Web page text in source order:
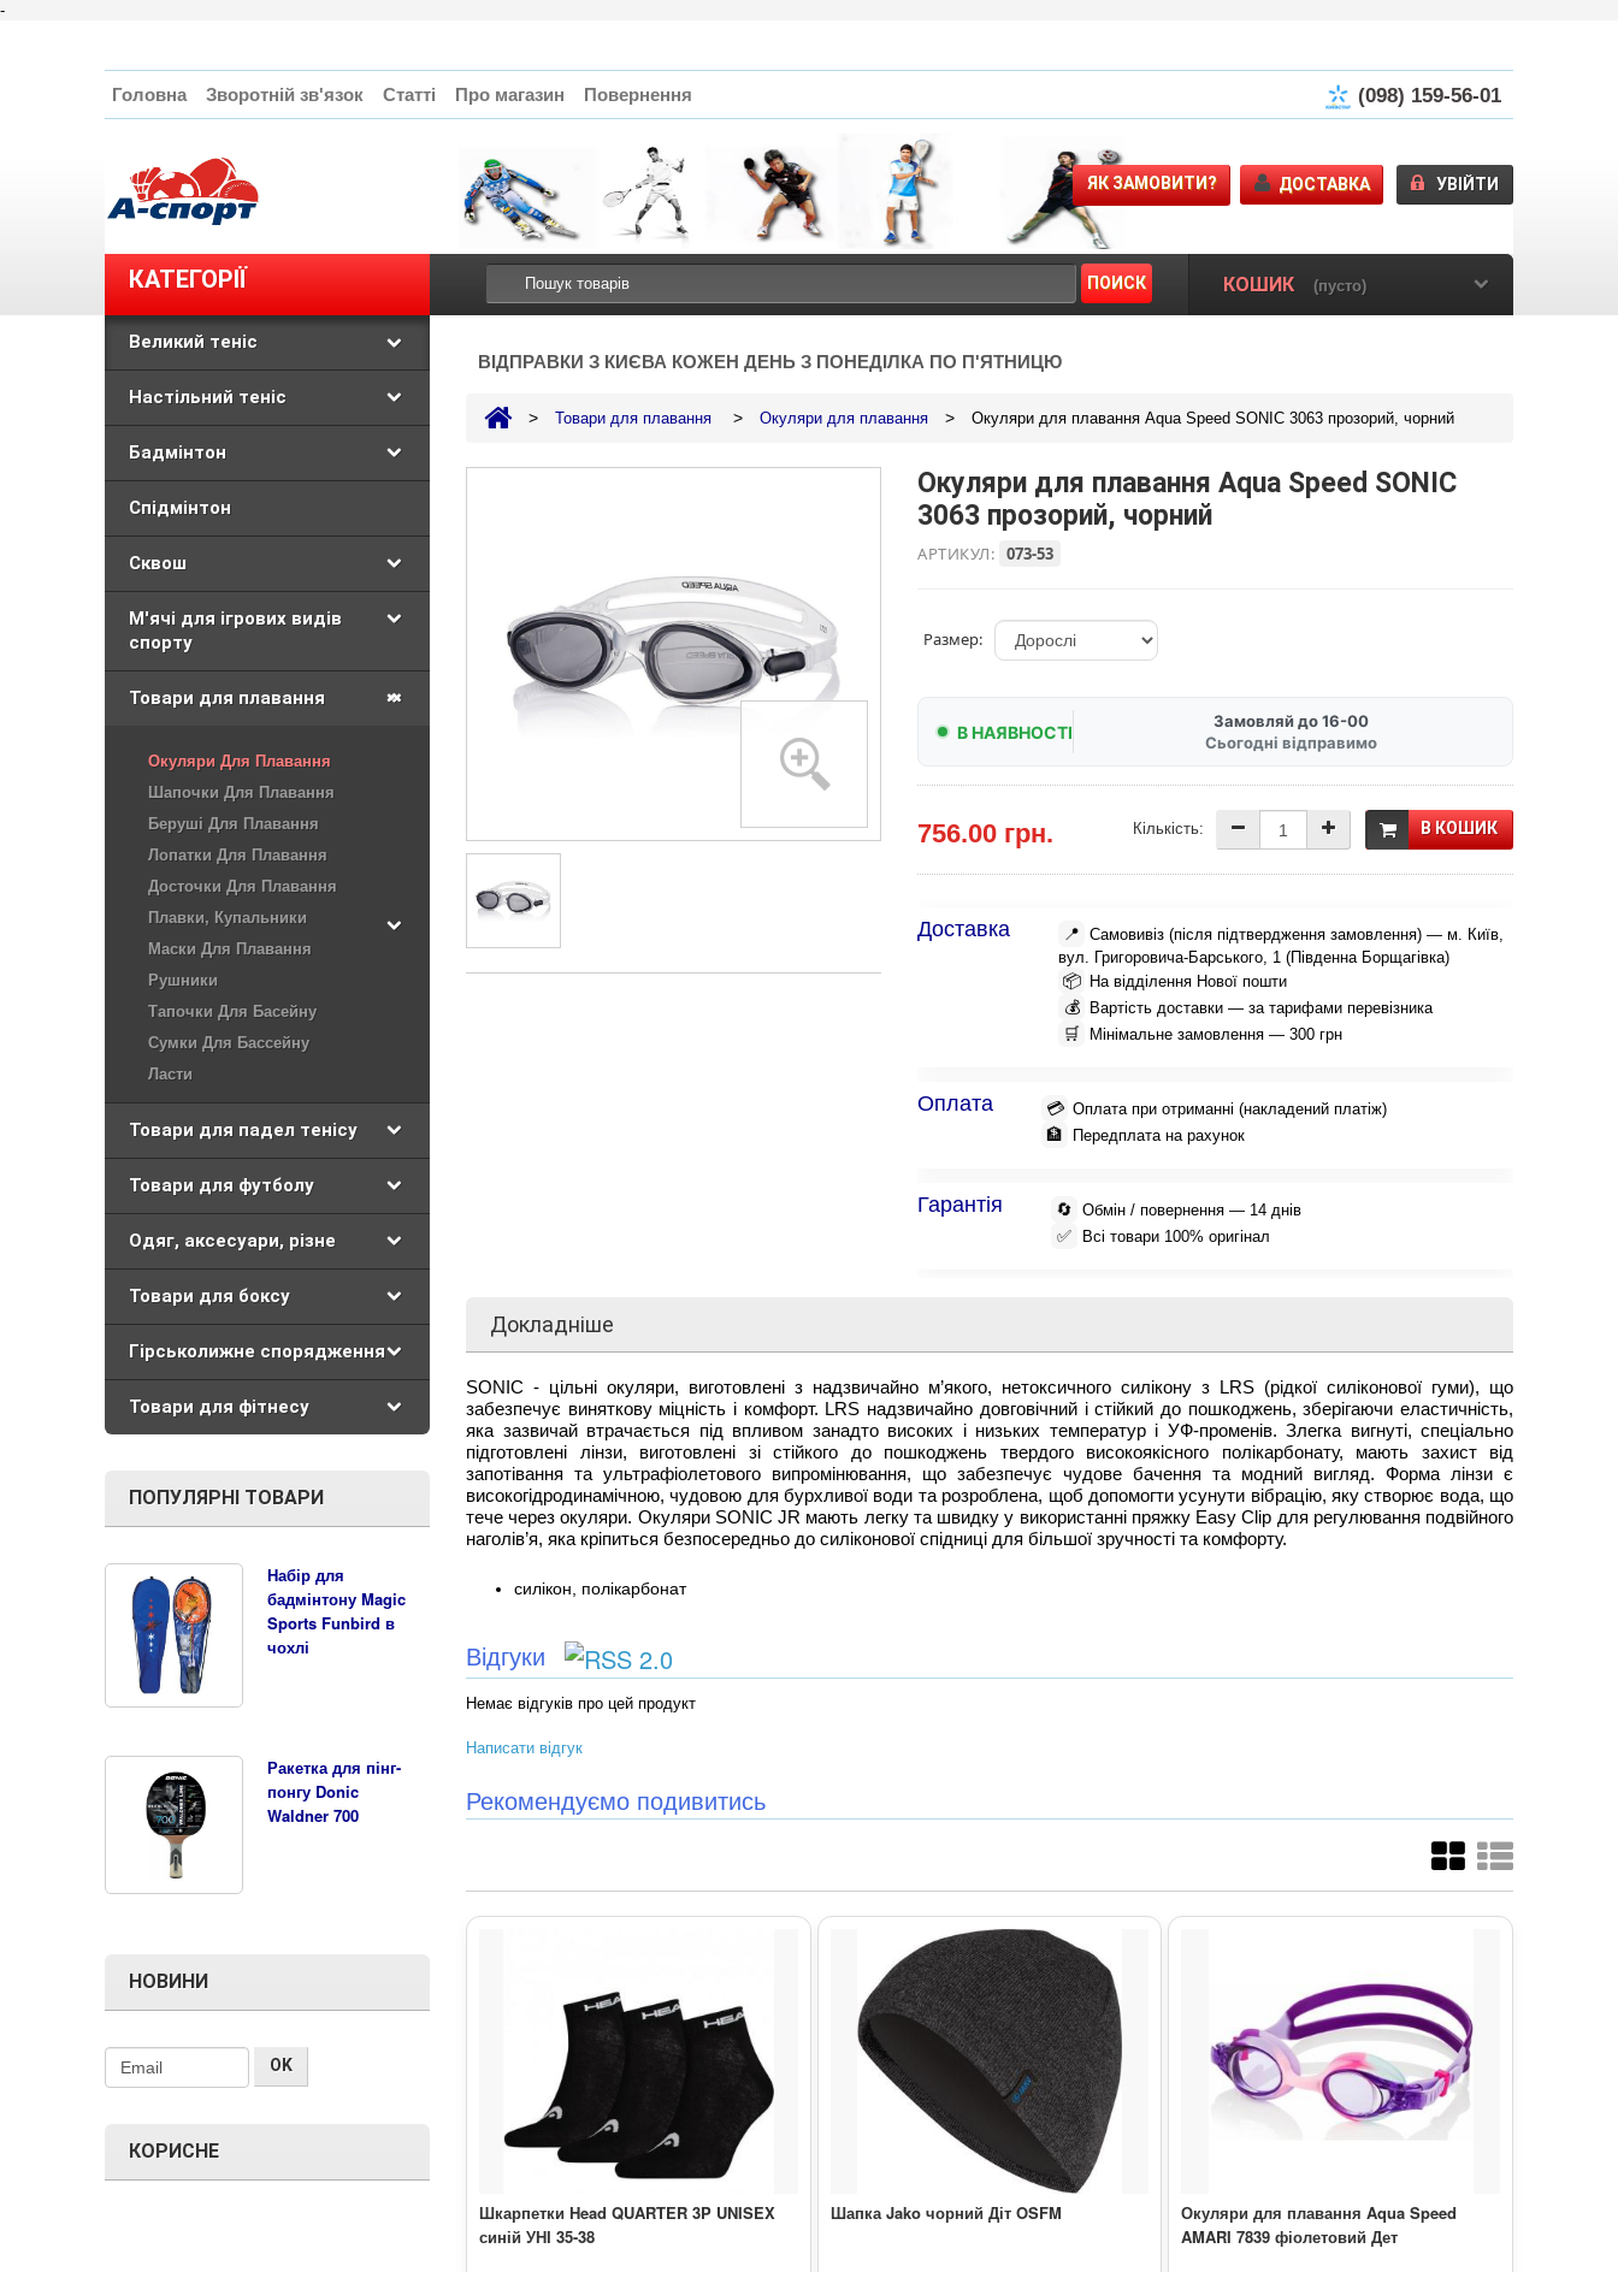
-
(098) 159-56-01
Головна Зворотній зв'язок Статті Про магазин Повернення
ПОИСК
УВІЙТИ
ЯК ЗАМОВИТИ? ДОСТАВКА
КОШИК (пусто)
КАТЕГОРІЇ
Великий теніс
Настільний теніс
Бадмінтон
Спідмінтон
Сквош
М'ячі для ігрових видів
спорту
Товари для плавання
Окуляри Для Плавання
Шапочки Для Плавання
Беруші Для Плавання
Лопатки Для Плавання
Досточки Для Плавання
Плавки, Купальники
Маски Для Плавання
Рушники
Тапочки Для Басейну
Сумки Для Бассейну
Ласти
Товари для падел тенісу
Товари для футболу
Одяг, аксесуари, різне
Товари для боксу
Гірськолижне спорядження
Товари для фітнесу
ПОПУЛЯРНІ ТОВАРИ
Набір для
бадмінтону Magic
Sports Funbird в
чохлі
Ракетка для пінг-
понгу Donic
Waldner 700
НОВИНИ
КОРИСНЕ
ВІДПРАВКИ З КИЄВА КОЖЕН ДЕНЬ З ПОНЕДІЛКА ПО П'ЯТНИЦЮ
> Товари для плавання > Окуляри для плавання > Окуляри для плавання Aqua Speed SONIC 3063 прозорий, чорний
Окуляри для плавання Aqua Speed SONIC
3063 прозорий, чорний
АРТИКУЛ: 073-53
Размер:
Замовляй до 16-00
Сьогодні відправимо
В НАЯВНОСТІ
756.00 грн. В КОШИК
Кількість:
Доставка 📍 Самовивіз (після підтвердження замовлення) — м. Київ,
вул. Григоровича-Барського, 1 (Південна Борщагівка)
📦 На відділення Нової пошти
💰 Вартість доставки — за тарифами перевізника
🛒 Мінімальне замовлення — 300 грн
Оплата 💳 Оплата при отриманні (накладений платіж)
🏦 Передплата на рахунок
Гарантія 🔄 Обмін / повернення — 14 днів
✅ Всі товари 100% оригінал
Докладніше
SONIC - цільні окуляри, виготовлені з надзвичайно м’якого, нетоксичного силікону з LRS (рідкої силіконової гуми), що
забезпечує виняткову міцність і комфорт. LRS надзвичайно довговічний і стійкий до пошкоджень, зберігаючи еластичність,
яка зазвичай втрачається під впливом занадто високих і низьких температур і УФ-променів. Злегка вигнуті, спеціально
підготовлені лінзи, виготовлені зі стійкого до пошкоджень твердого високоякісного полікарбонату, мають захист від
запотівання та ультрафіолетового випромінювання, що забезпечує чудове бачення та модний вигляд. Форма лінзи є
високогідродинамічною, чудовою для бурхливої води та розроблена, щоб допомогти усунути вібрацію, яку створює вода, що
тече через окуляри. Окуляри SONIC JR мають легку та швидку у використанні пряжку Easy Clip для регулювання подвійного
наголів’я, яка кріпиться безпосередньо до силіконової спідниці для більшої зручності та комфорту.
силікон, полікарбонат
Відгуки
Немає відгуків про цей продукт
Написати відгук
Рекомендуємо подивитись
Шкарпетки Head QUARTER 3P UNISEX
синій УНІ 35-38
Шапка Jako чорний Діт OSFM
Окуляри для плавання Aqua Speed
AMARI 7839 фіолетовий Дет